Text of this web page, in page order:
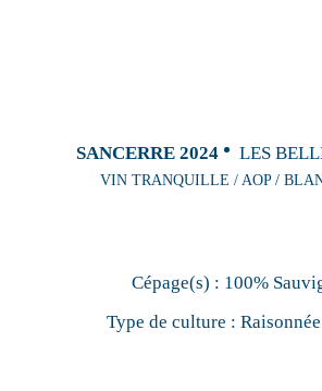
SANCERRE 2024 LES
VIN TRANQUILLE / AOP /
Cépage(s) : 100%
Type de culture : Raisonnée